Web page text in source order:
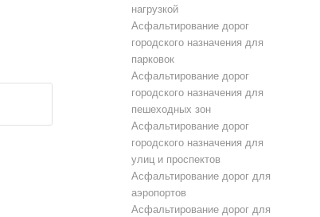
нагрузкой
Асфальтирование дорог
городского назначения для
парковок
Асфальтирование дорог
городского назначения для
пешеходных зон
Асфальтирование дорог
городского назначения для
улиц и проспектов
Асфальтирование дорог для
аэропортов
Асфальтирование дорог для